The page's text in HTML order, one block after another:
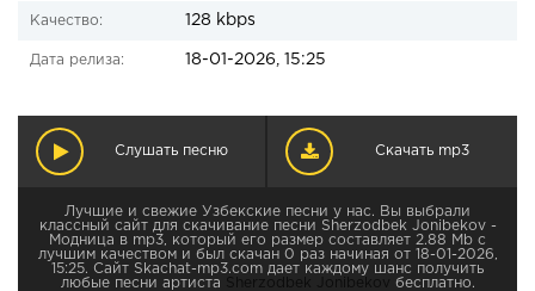
Качество: 128 kbps
Дата релиза: 18-01-2026, 15:25
Слушать песню Скачать mp3
Лучшие и свежие Узбекские песни у нас. Вы выбрали
классный сайт для скачивание песни Sherzodbek Jonibekov -
Модница в mp3, который его размер составляет 2.88 Mb с
лучшим качеством и был скачан 0 раз начиная от 18-01-2026,
15:25. Сайт Skachat-mp3.com дает каждому шанс получить
любые песни артиста
бесплатно.